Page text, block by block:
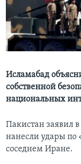
Learning English
СОЦИАЛЬНЫЕ СЕТИ
Языки
Исламабад
собственной
национальных
Пакистан заявил
нанесли удары по
соседнем Иране.